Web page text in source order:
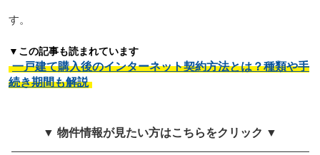
す。
▼この記事も読まれています
一戸建て購入後のインターネット契約方法とは？種類や手
続き期間も解説
▼ 物件情報が見たい方はこちらをクリック ▼